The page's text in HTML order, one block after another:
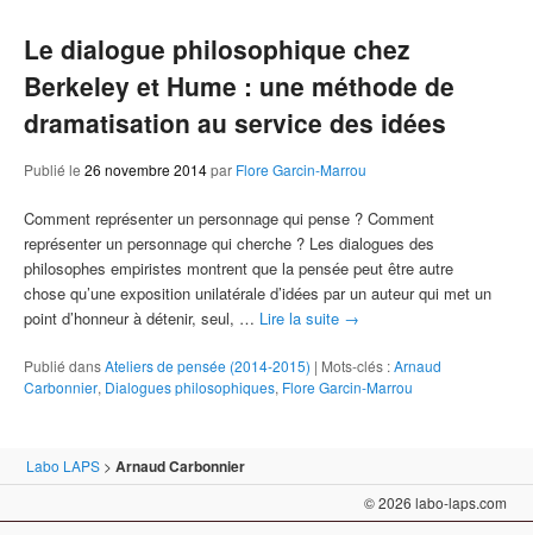
Le dialogue philosophique chez
Berkeley et Hume : une méthode de
dramatisation au service des idées
Publié le 26 novembre 2014par Flore Garcin-Marrou
Comment représenter un personnage qui pense ? Comment
représenter un personnage qui cherche ? Les dialogues des
philosophes empiristes montrent que la pensée peut être autre
chose qu’une exposition unilatérale d’idées par un auteur qui met un
point d’honneur à détenir, seul, … Lire la suite →
Publié dansAteliers de pensée (2014-2015) | Mots-clés :Arnaud
Carbonnier, Dialogues philosophiques, Flore Garcin-Marrou
Labo LAPS >Arnaud Carbonnier
© 2026 labo-laps.com